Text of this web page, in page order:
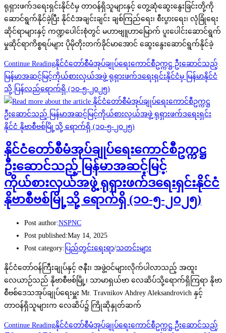
ရုရှားဖက်ဒရေးရှင်းနိုင်ငံမှ တာဝန်ရှိသူများနှင့် တွေ့ဆုံဆွေးနွေးခြင်းတို့ကို
ဆောင်ရွက်နိုင်ခဲ့ပြီး နိုင်ငံအချင်းချင်း ချစ်ကြည်ရေး၊ စီးပွားရေး၊ လုံခြုံရေး
ဆိုင်ရာများနှင့် ကဏ္ဍပေါင်းစုံတွင် မဟာဗျူဟာမြောက် ပူးပေါင်းဆောင်ရွက်
မှုဆိုင်ရာကိစ္စရပ်များ ပိုမိုတိုးတက်ခိုင်မာအောင် ဆွေးနွေးဆောင်ရွက်နိုင်ခဲ့
Continue Readingနိုင်ငံတော်စီမံအုပ်ချုပ်ရေးကောင်စီဥက္ကဋ္ဌ ဦးဆောင်သည့်
မြန်မာအဆင့်မြင့်ကိုယ်စားလှယ်အဖွဲ့ ရုရှားဖက်ဒရေးရှင်းနိုင်ငံမှ မြန်မာနိုင်ငံ
သို့ ပြန်လည်ရောက်ရှိ (၁၀-၅-၂၀၂၅)
နိုင်ငံတော်စီမံအုပ်ချုပ်ရေးကောင်စီဥက္ကဋ္ဌ
ဦးဆောင်သည့် မြန်မာအဆင့်မြင့်
ကိုယ်စားလှယ်အဖွဲ့ ရုရှားဖက်ဒရေးရှင်းနိုင်ငံ
နိုဗာစီဗစ်မြို့သို့ ရောက်ရှိ (၁၀-၅-၂၀၂၅)
Post author:NSPNC
Post published:May 14, 2025
Post category: ပြည်တွင်းရေးရာ/သတင်းများ
နိုင်ငံတော်ဝန်ကြီးချုပ်နှင့် ဇနီး၊ အဖွဲ့ဝင်များလိုက်ပါလာသည့် အထူး
လေယာဉ်သည် နိုဗာစီဗစ်မြို့၊ သာမာရှယ်ဗာ လေဆိပ်သို့ရောက်ရှိကြရာ နိုဗာ
စီဗစ်ဒေသအုပ်ချုပ်ရေးမှူး Mr. Travnikov Ahdrey Aleksandrovich နှင့်
တာဝန်ရှိသူများက လေဆိပ်၌ ကြိုဆိုနှုတ်ဆက်
Continue Readingနိုင်ငံတော်စီမံအုပ်ချုပ်ရေးကောင်စီဥက္ကဋ္ဌ ဦးဆောင်သည့်